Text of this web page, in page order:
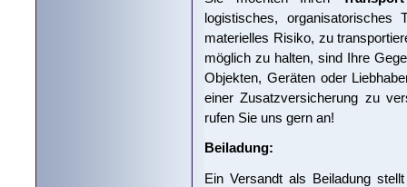
logistisches, organisatorisches
materielles Risiko, zu
möglich zu halten, sind Ihre
Objekten, Geräten oder
einer Zusatzversicherung zu
rufen Sie uns gern an!
Beiladung:
Ein Versandt als Beiladung